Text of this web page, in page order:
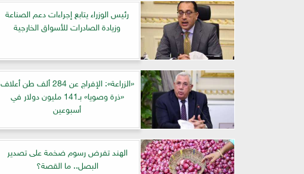
رئيس الوزراء يتابع إجراءات دعم الصناعة
وزيادة الصادرات للأسواق الخارجية
«الزراعة»: الإفراج عن 284 ألف طن أعلاف
«ذرة وصويا» بـ141 مليون دولار في
أسبوعين
الهند تفرض رسوم ضخمة على تصدير
البصل.. ما القصة؟